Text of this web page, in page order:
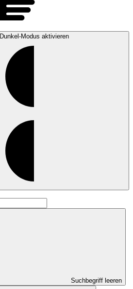
Dunkel-Modus aktivieren
Suchbegriff leeren